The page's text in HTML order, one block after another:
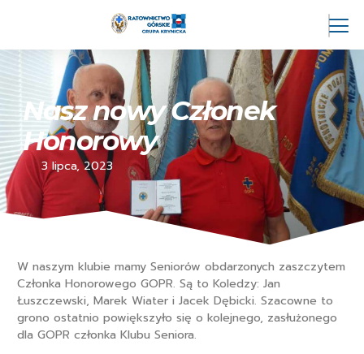
Nasz nowy Członek
Honorowy
3 lipca, 2023
W naszym klubie mamy Seniorów obdarzonych zaszczytem
Członka Honorowego GOPR. Są to Koledzy: Jan
Łuszczewski, Marek Wiater i Jacek Dębicki. Szacowne to
grono ostatnio powiększyło się o kolejnego, zasłużonego
dla GOPR członka Klubu Seniora.